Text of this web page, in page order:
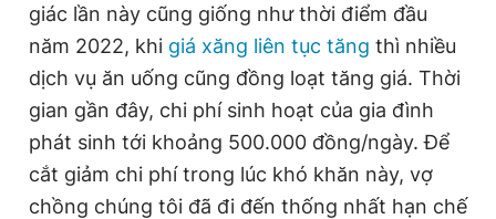
giác lần này cũng giống như thời điểm đầu
năm 2022, khi giá xăng liên tục tăng thì nhiều
dịch vụ ăn uống cũng đồng loạt tăng giá. Thời
gian gần đây, chi phí sinh hoạt của gia đình
phát sinh tới khoảng 500.000 đồng/ngày. Để
cắt giảm chi phí trong lúc khó khăn này, vợ
chồng chúng tôi đã đi đến thống nhất hạn chế